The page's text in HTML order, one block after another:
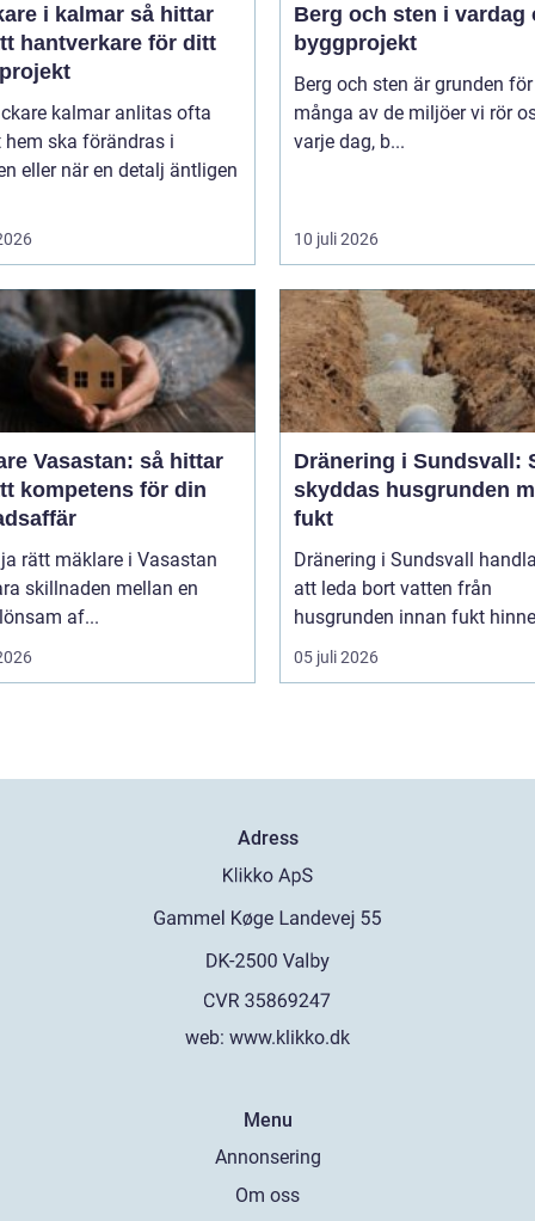
i kalmar så hittar
hantverkare för ditt
kalmar anlitas ofta
hem ska förändras i
Berg och sten i vardag
byggprojekt
Berg och sten är grunden för
många av de miljöer vi rör
varje dag, b...
10 juli 2026
Vasastan: så hittar
kompetens för din
rätt mäklare i Vasastan
skillnaden mellan en
af...
Dränering i Sundsvall:
skyddas husgrunden
fukt
Dränering i Sundsvall
att leda bort vatten från
husgrunden innan fukt
05 juli 2026
Adress
web: www.klikko.dk
Menu
Annonsering
Om oss